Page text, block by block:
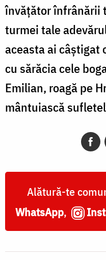
învăţător înfrânării
turmei tale
aceasta ai câştigat
cu sărăcia cele
Emilian, roagă pe
mântuiască
Alătură-te
WhatsApp,